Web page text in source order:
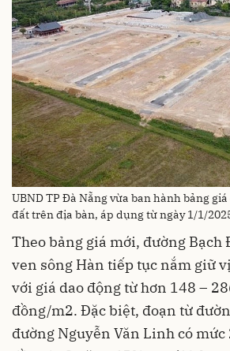
UBND TP Đà Nẵng vừa ban hành bảng
đất trên địa bàn, áp dụng từ ngày 1/1/
Theo bảng giá mới, đường Bạch
ven sông Hàn tiếp tục nắm giữ
với giá dao động từ hơn 148 –
đồng/m2. Đặc biệt, đoạn từ
đường Nguyễn Văn Linh có